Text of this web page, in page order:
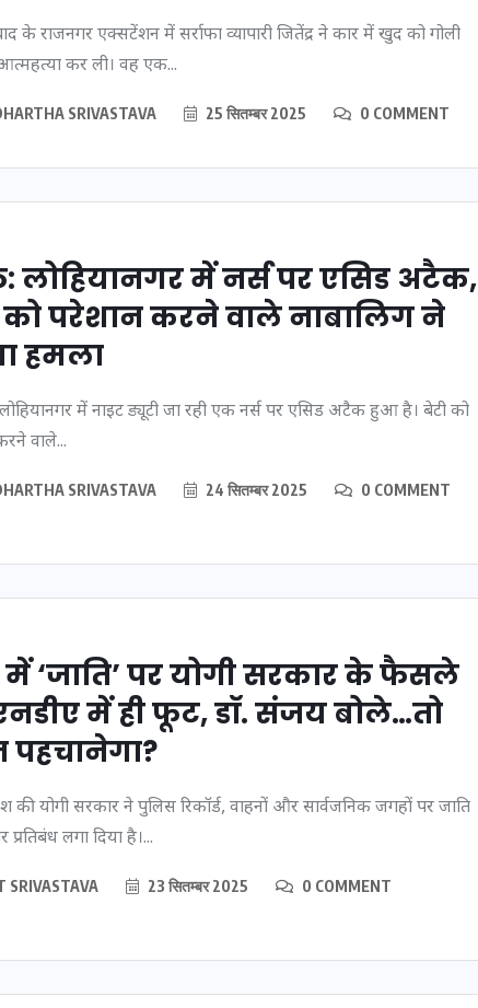
के राजनगर एक्सटेंशन में सर्राफा व्यापारी जितेंद्र ने कार में खुद को गोली
कर ली। वह एक...
SRIVASTAVA 25 सितम्बर 2025 0 COMMENT
लोहियानगर में नर्स पर एसिड अटैक,
को परेशान करने वाले नाबालिग ने
हमला
में नाइट ड्यूटी जा रही एक नर्स पर एसिड अटैक हुआ है। बेटी को
वाले...
SRIVASTAVA 24 सितम्बर 2025 0 COMMENT
में ‘जाति’ पर योगी सरकार के फैसले
में ही फूट, डॉ. संजय बोले…तो
पहचानेगा?
की योगी सरकार ने पुलिस रिकॉर्ड, वाहनों और सार्वजनिक जगहों पर जाति
लगा दिया है।...
SRIVASTAVA 23 सितम्बर 2025 0 COMMENT
वोटर लिस्ट पुनरीक्षण
लैंडिंग
में अड़चन: डेटा सिक्योरिटी
30 दिसम्बर 2025